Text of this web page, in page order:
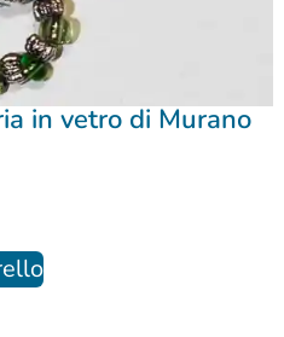
in vetro di Murano